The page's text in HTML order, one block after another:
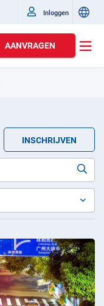
Inloggen
AANVRAGEN
INSCHRIJVEN